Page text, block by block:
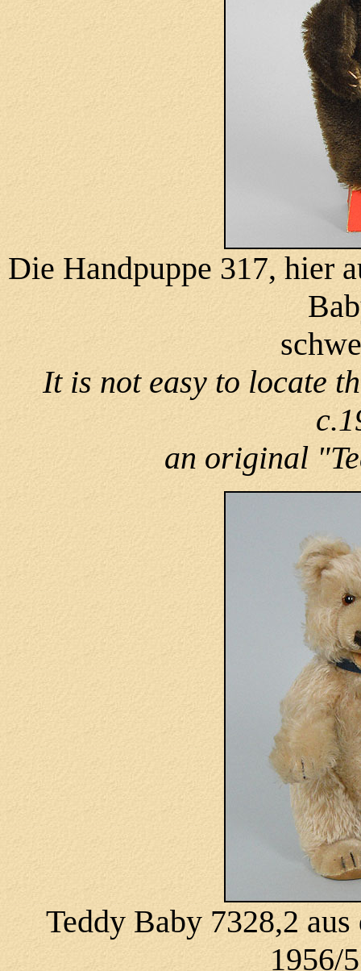
Die Handpuppe 317, hier
It is not easy to locate
an original
Teddy Baby 7328,2
1956/